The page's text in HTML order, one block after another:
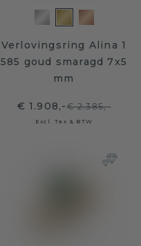
Verlovingsring Alina 1
585 goud smaragd 7x5
mm
€ 1.908,-€ 2.385,-
Excl. Tax & BTW